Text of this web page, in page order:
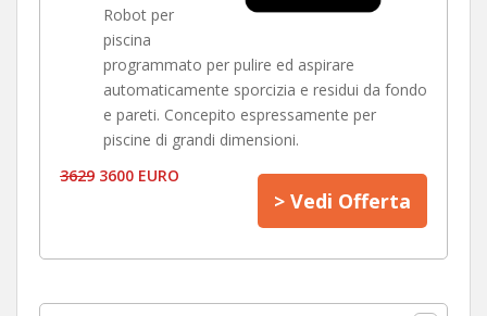
Robot per
piscina
programmato per pulire ed aspirare
automaticamente sporcizia e residui da fondo
e pareti. Concepito espressamente per
piscine di grandi dimensioni.
3629 3600 EURO
> Vedi Offerta